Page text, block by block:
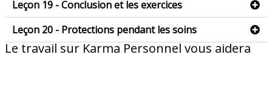
Leçon 19 - Conclusion et les exercices
Leçon 20 - Protections pendant les soins
Le travail sur Karma Personnel vous aidera